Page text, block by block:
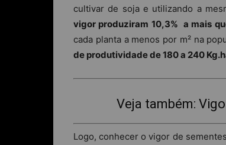
cultivar de soja e utilizando a
vigor produziram 10,3% a mais
cada planta a menos por m² na
de produtividade de 180 a 240
Veja também:
Logo, conhecer o vigor de